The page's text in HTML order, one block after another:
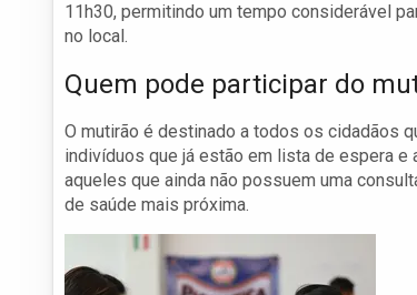
11h30, permitindo um tempo considerável
no local.
Quem pode participar do
O mutirão é destinado a todos os cidadãos
indivíduos que já estão em lista de espera
aqueles que ainda não possuem uma
de saúde mais próxima.